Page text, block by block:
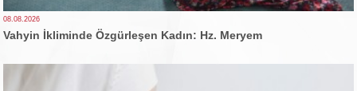
08.08.2026
Vahyin İkliminde Özgürleşen Kadın: Hz. Meryem